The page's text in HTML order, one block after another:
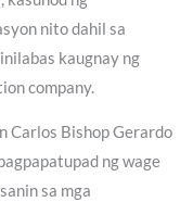
nito dahil sa
kaugnay ng
company.
Carlos Bishop Gerardo
ng wage
sa mga